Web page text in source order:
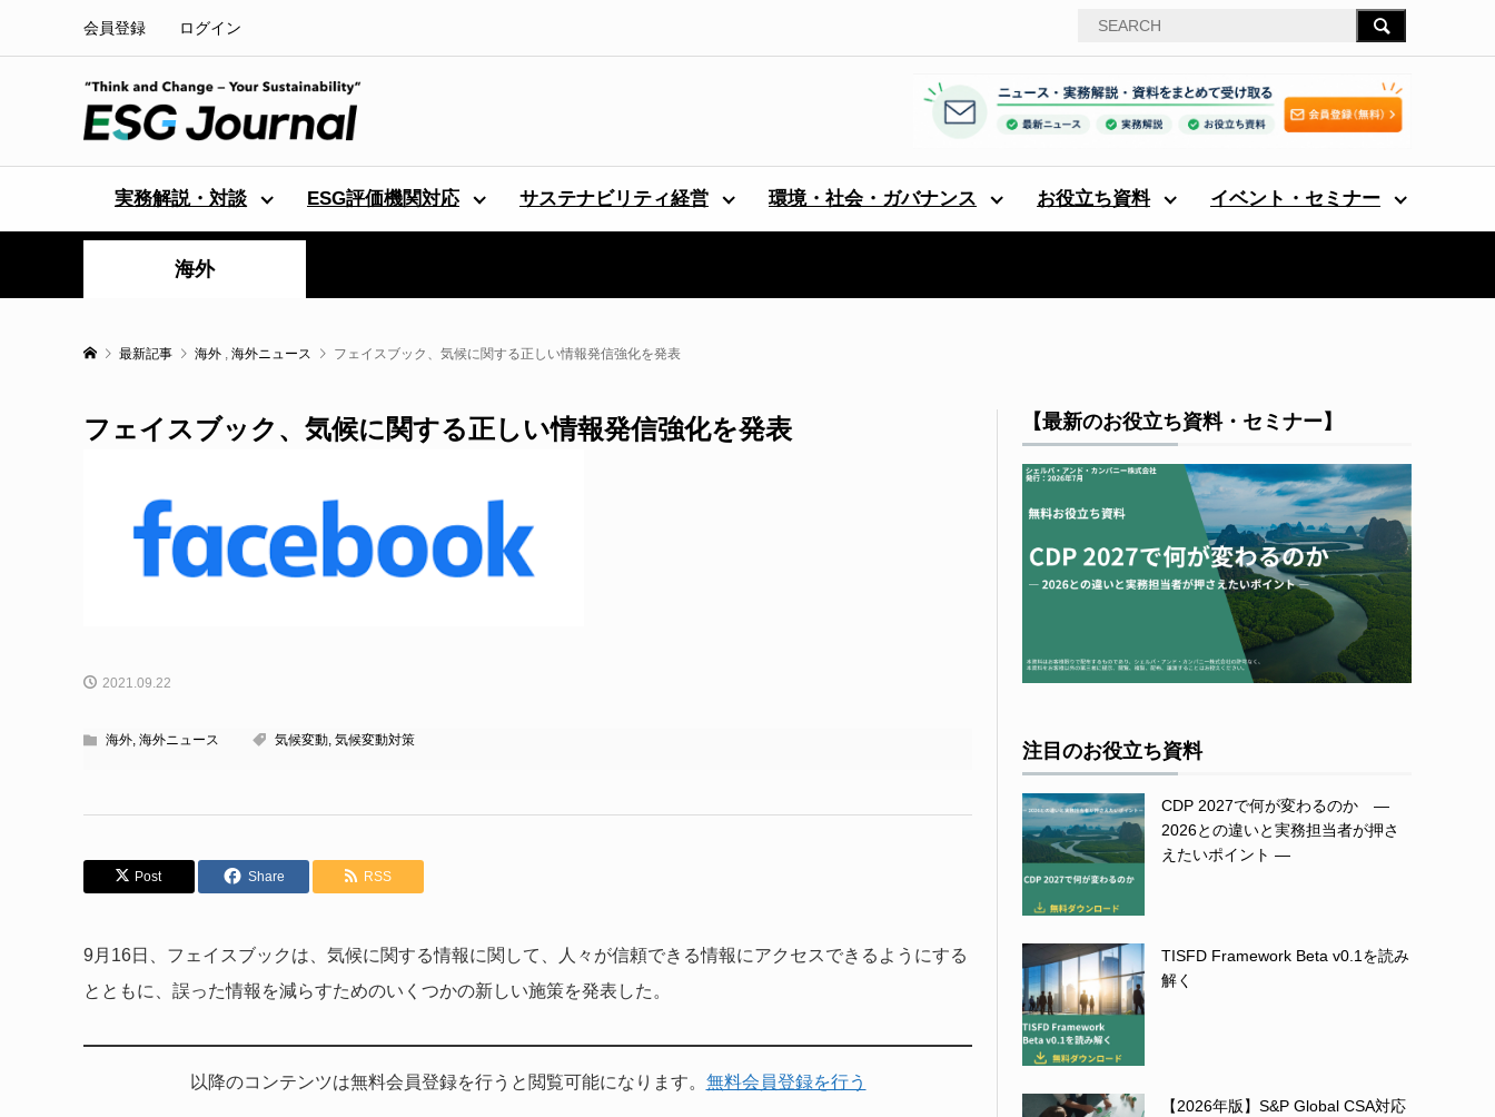
会員登録 ログイン
実務解説・対談 ESG評価機関対応 サステナビリティ経営 環境・社会・ガバナンス お役立ち資料 イベント・セミナー
海外
最新記事 海外 , 海外ニュース フェイスブック、気候に関する正しい情報発信強化を発表
フェイスブック、気候に関する正しい情報発信強化を発表
2021.09.22
海外, 海外ニュース 気候変動, 気候変動対策
Post Share RSS
9月16日、フェイスブックは、気候に関する情報に関して、人々が信頼できる情報にアクセスできるようにする
とともに、誤った情報を減らすためのいくつかの新しい施策を発表した。
以降のコンテンツは無料会員登録を行うと閲覧可能になります。 無料会員登録を行う
【最新のお役立ち資料・セミナー】
注目のお役立ち資料
CDP 2027で何が変わるのか ―
2026との違いと実務担当者が押さ
えたいポイント ―
TISFD Framework Beta v0.1を読み
解く
【2026年版】S&P Global CSA対応